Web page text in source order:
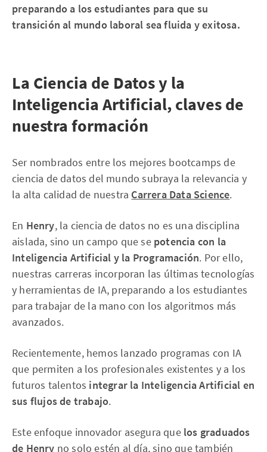
preparando a los estudiantes para que su
transición al mundo laboral sea fluida y exitosa.
La Ciencia de Datos y la
Inteligencia Artificial, claves de
nuestra formación
Ser nombrados entre los mejores bootcamps de
ciencia de datos del mundo subraya la relevancia y
la alta calidad de nuestra Carrera Data Science.
En Henry, la ciencia de datos no es una disciplina
aislada, sino un campo que se potencia con la
Inteligencia Artificial y la Programación. Por ello,
nuestras carreras incorporan las últimas tecnologías
y herramientas de IA, preparando a los estudiantes
para trabajar de la mano con los algoritmos más
avanzados.
Recientemente, hemos lanzado programas con IA
que permiten a los profesionales existentes y a los
futuros talentos integrar la Inteligencia Artificial en
sus flujos de trabajo.
Este enfoque innovador asegura quelos graduados
de Henry no solo estén al día, sino que también